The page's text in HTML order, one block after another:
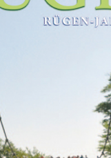
Einladung
Teil
Rügen-
2024